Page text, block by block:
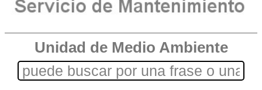
Unidad de Medio Ambiente